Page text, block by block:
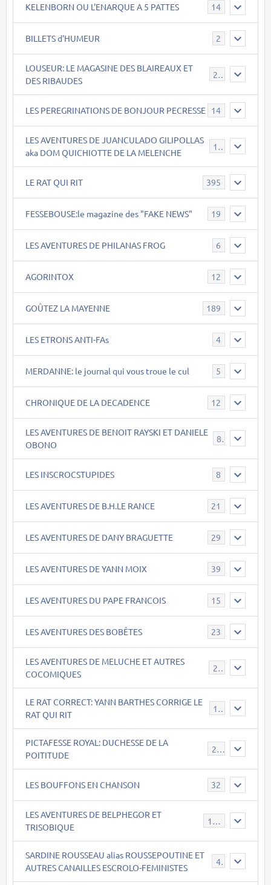
KELENBORN OU L'ENARQUE A 5 PATTES 14
BILLETS d'HUMEUR 2
LOUSEUR: LE MAGASINE DES BLAIREAUX ET
DES RIBAUDES
21
LES PEREGRINATIONS DE BONJOUR PECRESSE 14
LES AVENTURES DE JUANCULADO GILIPOLLAS
aka DOM QUICHIOTTE DE LA MELENCHE
119
LE RAT QUI RIT 395
FESSEBOUSE:le magazine des "FAKE NEWS" 19
LES AVENTURES DE PHILANAS FROG 6
AGORINTOX 12
GOÛTEZ LA MAYENNE 189
LES ETRONS ANTI-FAs 4
MERDANNE: le journal qui vous troue le cul 5
CHRONIQUE DE LA DECADENCE 12
LES AVENTURES DE BENOIT RAYSKI ET DANIELE
OBONO
8
LES INSCROCSTUPIDES 8
LES AVENTURES DE B.H.LE RANCE 21
LES AVENTURES DE DANY BRAGUETTE 29
LES AVENTURES DE YANN MOIX 39
LES AVENTURES DU PAPE FRANCOIS 15
LES AVENTURES DES BOBÊTES 23
LES AVENTURES DE MELUCHE ET AUTRES
COCOMIQUES
22
LE RAT CORRECT: YANN BARTHES CORRIGE LE
RAT QUI RIT
15
PICTAFESSE ROYAL: DUCHESSE DE LA
POITITUDE
23
LES BOUFFONS EN CHANSON 32
LES AVENTURES DE BELPHEGOR ET
TRISOBIQUE
147
SARDINE ROUSSEAU alias ROUSSEPOUTINE ET
AUTRES CANAILLES ESCROLO-FEMINISTES
40